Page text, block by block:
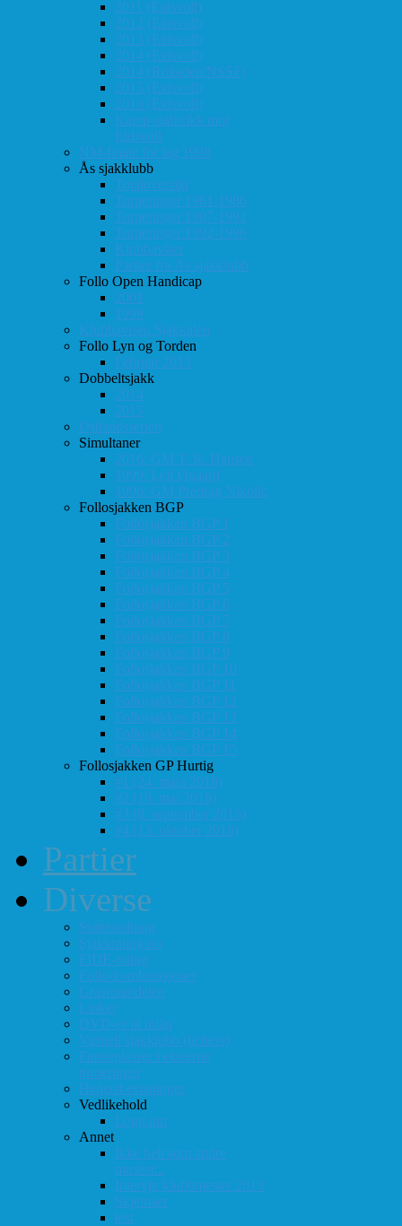
2011 (Eidsvoll)
2012 (Eidsvoll)
2013 (Eidsvoll)
2014 (Eidsvoll)
2014 (Rokaden/NSSF)
2015 (Eidsvoll)
2016 (Eidsvoll)
Kamp-statistikk mot
Eidsvoll
NM-finale for lag 1998
Ås sjakklubb
Totaloversikt
Turneringer 1981-1986
Turneringer 1987-1991
Turneringer 1992-1996
Klubbaviser
Partier fra Ås sjakklubb
Follo Open Handicap
2001
1999
Klubbavisen Sjakkalen
Follo Lyn og Torden
Februar 2013
Dobbeltsjakk
2014
2015
Østlandsserien
Simultaner
2016: GM T. R. Hansen
1999: Leif Øgaard
1996: GM Predrag Nikolic
Follosjakken BGP
Follosjakken BGP 1
Follosjakken BGP 2
Follosjakken BGP 3
Follosjakken BGP 4
Follosjakken BGP 5
Follosjakken BGP 6
Follosjakken BGP 7
Follosjakken BGP 8
Follosjakken BGP 9
Follosjakken BGP 10
Follosjakken BGP 11
Follosjakken BGP 12
Follosjakken BGP 13
Follosjakken BGP 14
Follosjakken BGP 15
Follosjakken GP Hurtig
#1 (24. mars 2018)
#2 (19. mai 2018)
#3 (8. september 2018)
#4 (13. oktober 2018)
Partier
Diverse
Støtteordning
Sjakkrating.no
FIDE-rating
Follo-kombinasjoner
Grasrotandelen
Linker
DVD-er til utlån
Virtuell sjakklubb (lichess)
Førsteplasser i eksterne
turneringer
Hedersbevisninger
Vedlikehold
Logg inn
Annet
Ikke helt som andre
muséer...
Intervju klubbmester 2013
Skjemaer
test